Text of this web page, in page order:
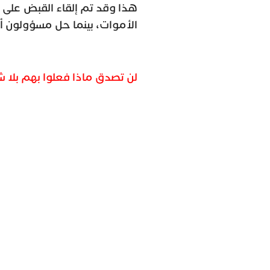
هذا وقد تم إلقاء القبض
الأموات، بينما حل
لن تصدق ماذا فعلوا بهم